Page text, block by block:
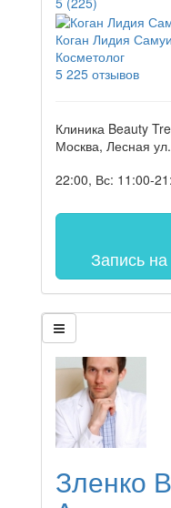
Коган Лидия
Косметолог
5 225 отзывов
Клиника Beauty
Москва, Лесная
22:00, Вс: 11:00-
Запись
Зленко